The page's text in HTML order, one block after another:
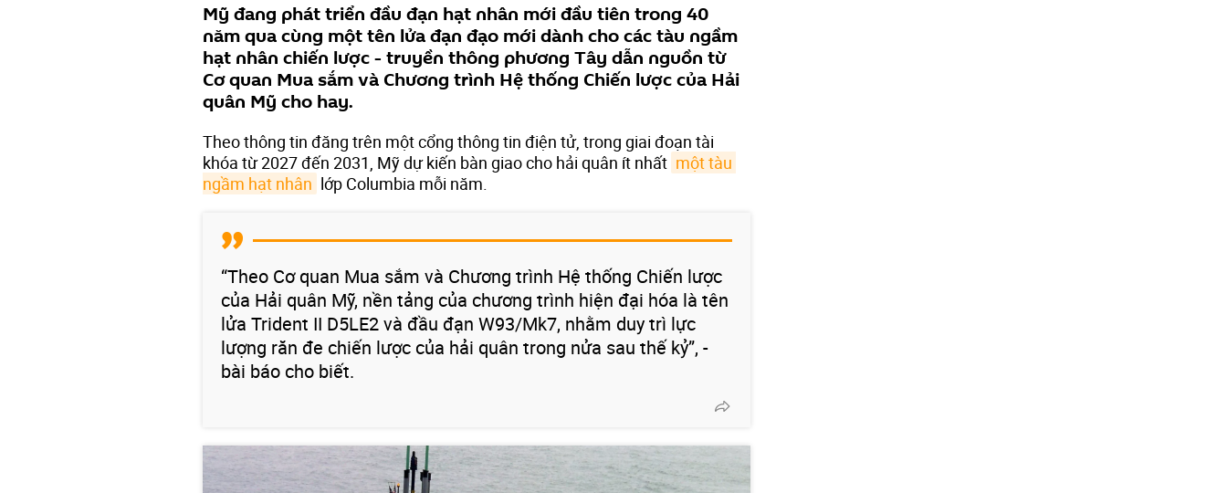
Mỹ đang phát triển đầu đạn hạt nhân mới đầu tiên trong 40
năm qua cùng một tên lửa đạn đạo mới dành cho các tàu ngầm
hạt nhân chiến lược - truyền thông phương Tây dẫn nguồn từ
Cơ quan Mua sắm và Chương trình Hệ thống Chiến lược của Hải
quân Mỹ cho hay.
Theo thông tin đăng trên một cổng thông tin điện tử, trong giai đoạn tài
khóa từ 2027 đến 2031, Mỹ dự kiến bàn giao cho hải quân ít nhất một tàu
ngầm hạt nhân lớp Columbia mỗi năm.
“Theo Cơ quan Mua sắm và Chương trình Hệ thống Chiến lược
của Hải quân Mỹ, nền tảng của chương trình hiện đại hóa là tên
lửa Trident II D5LE2 và đầu đạn W93/Mk7, nhằm duy trì lực
lượng răn đe chiến lược của hải quân trong nửa sau thế kỷ”, -
bài báo cho biết.